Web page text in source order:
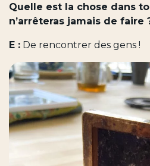
Quelle est la chose dans
n’arrêteras jamais de faire
E : De rencontrer des gens !